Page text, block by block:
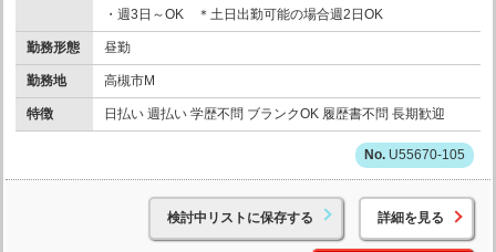
・週3日～OK ＊土日出勤可能の場合週2日OK
勤務形態 昼勤
勤務地 高槻市M
特徴 日払い 週払い 学歴不問 ブランクOK 履歴書不問 長期歓迎
U55670-105
検討中リストに保存する 詳細を見る